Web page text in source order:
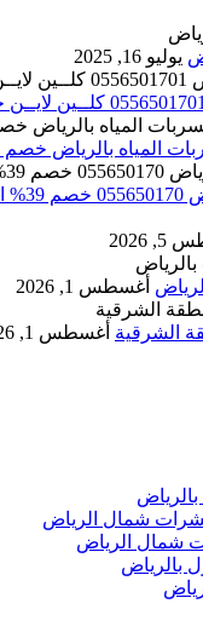
يوليو 16, 2025
39% اطلب الان 0556501701‬‏ – تقارير معتمدة
2026
أغسطس 1, 2026
الشرقية أغسطس 1, 2026
شمال الرياض
شمال الرياض
بالرياض